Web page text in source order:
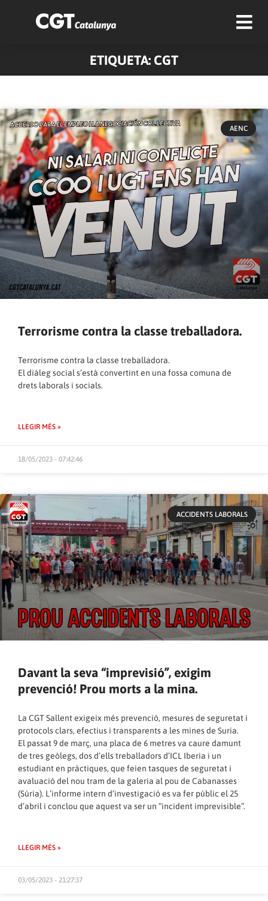
ETIQUETA: CGT
AENC
Terrorisme contra la classe treballadora.
Terrorisme contra la classe treballadora.
El diàleg social s’està convertint en una fossa comuna de
drets laborals i socials.
LLEGIR MÉS »
18/05/2023 - 07:42:46
ACCIDENTS LABORALS
Davant la seva “imprevisió”, exigim
prevenció! Prou morts a la mina.
La CGT Sallent exigeix més prevenció, mesures de seguretat i
protocols clars, efectius i transparents a les mines de Suria.
El passat 9 de març, una placa de 6 metres va caure damunt
de tres geòlegs, dos d’ells treballadors d’ICL Iberia i un
estudiant en pràctiques, que feien tasques de seguretat i
avaluació del nou tram de la galeria al pou de Cabanasses
(Súria). L’informe intern d’investigació es va fer públic el 25
d’abril i conclou que aquest va ser un “incident imprevisible”.
LLEGIR MÉS »
03/05/2023 - 21:27:37